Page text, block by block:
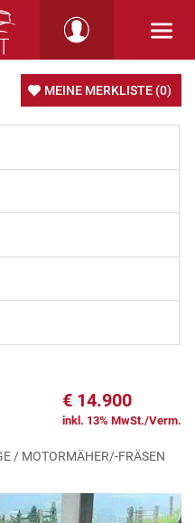
MEINE MERKLISTE (0)
€ 14.900
inkl. 13% MwSt./Verm.
/ MOTORMÄHER/-FRÄSEN